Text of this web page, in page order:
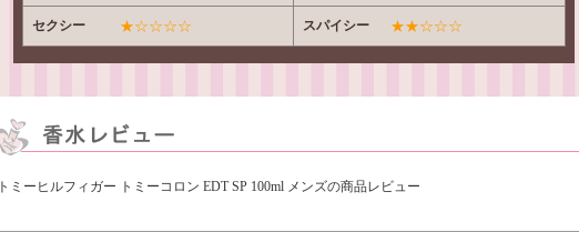
セクシー ★☆☆☆☆ スパイシー ★★☆☆☆
トミーヒルフィガー トミーコロン EDT SP 100ml メンズの商品レビュー